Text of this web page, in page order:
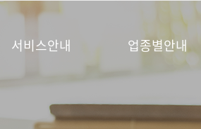
서비스안내 업종별안내